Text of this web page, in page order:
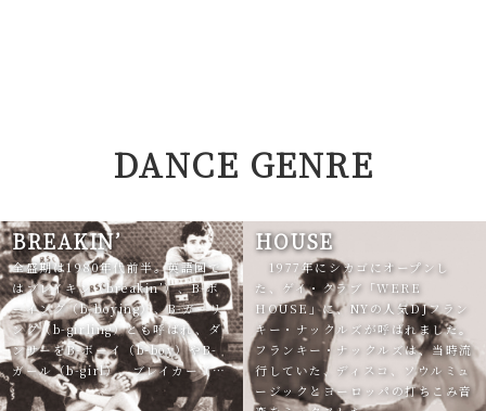
DANCE GENRE
BREAKIN’
全盛期は1980年代前半。英語圏で
はブレイキン（breakin’）、B-ボ
ーイング（b-boying）、B-ガーリ
ング（b-girling）とも呼ばれ、ダ
ンサーをB-ボーイ（b-boy）やB-
ガール（b-girl）、ブレイカー（…
HOUSE
1977年にシカゴにオープンし
た、ゲイ・クラブ「WERE
HOUSE」に、NYの人気DJフラン
キー・ナックルズが呼ばれました。
フランキー・ナックルズは、当時流
行していた、ディスコ、ソウルミュ
ージックとヨーロッパの打ちこみ音